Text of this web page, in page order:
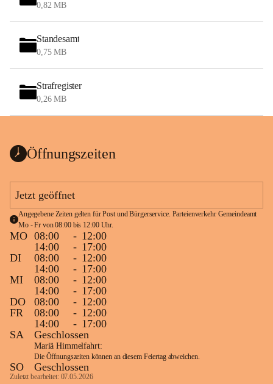
0,82 MB
Standesamt
0,75 MB
Strafregister
0,26 MB
Öffnungszeiten
Jetzt geöffnet
Angegebene Zeiten gelten für Post und Bürgerservice. Parteienverkehr Gemeindeamt
Mo - Fr von 08:00 bis 12:00 Uhr.
MO 08:00 - 12:00
14:00
- 17:00
DI
08:00 - 12:00
14:00
- 17:00
MI
08:00 - 12:00
14:00
- 17:00
DO
08:00 - 12:00
FR
08:00 - 12:00
14:00
- 17:00
SA
Geschlossen
Mariä Himmelfahrt:
Die Öffnungszeiten können an diesem Feiertag abweichen.
SO Geschlossen
Zuletzt bearbeitet: 07.05.2026